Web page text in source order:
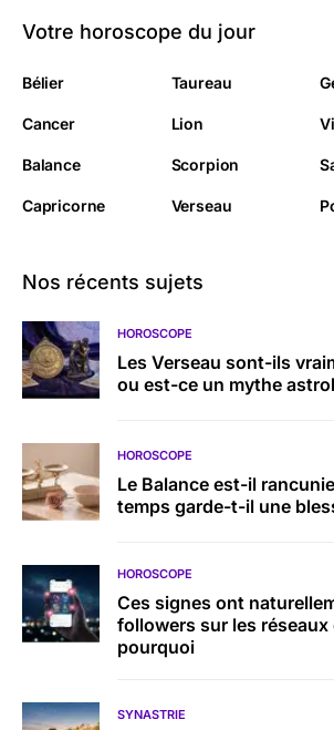
Votre horoscope du jour
Bélier Taureau
Cancer Lion
Balance Scorpion
Capricorne Verseau
Nos récents sujets
HOROSCOPE
Les Verseau sont-ils
ou est-ce un mythe
HOROSCOPE
Le Balance est-il
temps garde-t-il une
HOROSCOPE
Ces signes ont
followers sur les réseaux
pourquoi
SYNASTRIE